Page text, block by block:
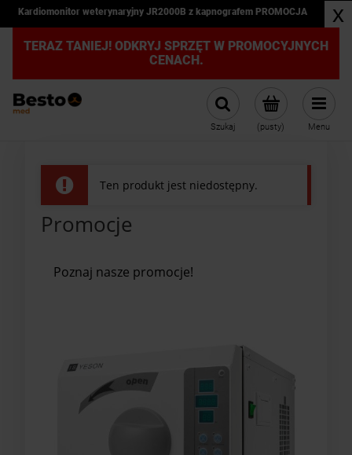
Kardiomonitor weterynaryjny JR2000B z kapnografem PROMOCJA x
TERAZ TANIEJ! ODKRYJ SPRZĘT W PROMOCYJNYCH
CENACH.
(pusty)
Szukaj Menu
Ten produkt jest niedostępny.
Promocje
Poznaj nasze promocje!